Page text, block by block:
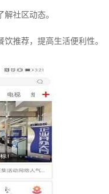
社区动态。
推荐，提高生活便利性。